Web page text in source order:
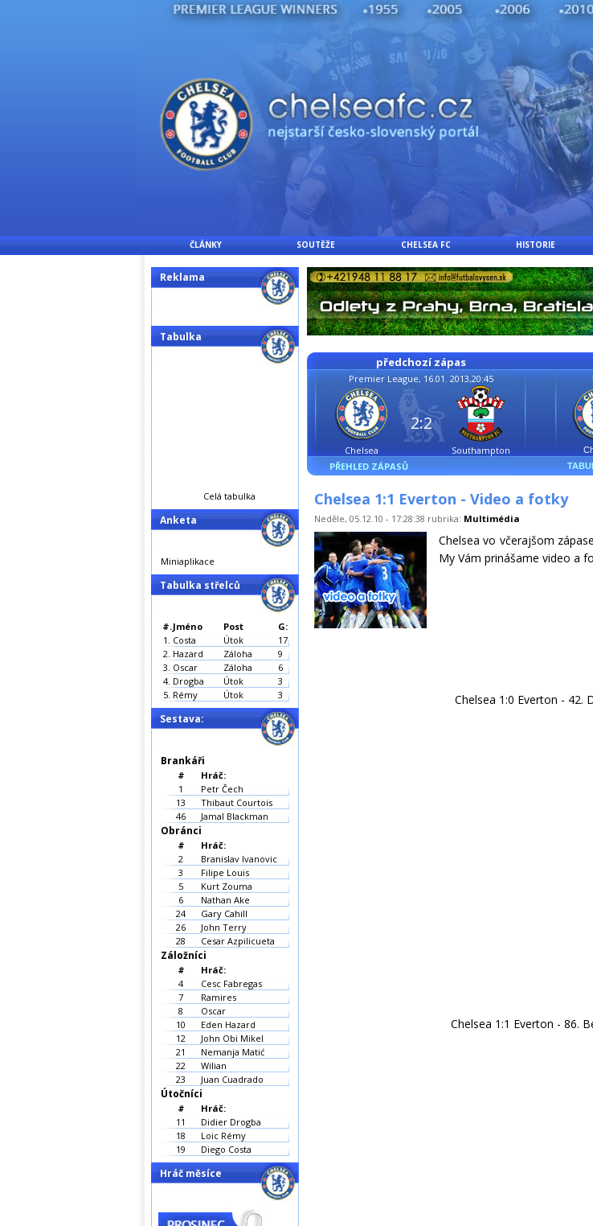
ČLÁNKY SOUTĚŽE CHELSEA FC HISTORIE
předchozí zápas
Premier League, 16.01. 2013,20:45
Chelsea Southampton
2:2
PŘEHLED ZÁPASŮ
Chelsea 1:1 Everton - Video a fotky
Neděle, 05.12.10 - 17:28:38 rubrika: Multimédia
Chelsea vo včerajšom
My Vám prinášame video a
Chelsea 1:0 Everton - 42.
Chelsea 1:1 Everton - 86.
Reklama
Tabulka
Celá tabulka
Anketa
Miniaplikace
Tabulka střelců
#.Jméno Post
G:
1. Costa Útok
17
2. Hazard Záloha
9
3. Oscar Záloha
6
4. Drogba Útok
3
5. Rémy Útok 3
Sestava:
Brankáři
#
Hráč:
1
Petr Čech
13
Thibaut Courtois
46
Jamal Blackman
Obránci
#
Hráč:
2
Branislav Ivanovic
3
Filipe Louis
5
Kurt Zouma
6
Nathan Ake
24
Gary Cahill
26
John Terry
28
Cesar Azpilicueta
Záložníci
#
Hráč:
4
Cesc Fabregas
7
Ramires
8
Oscar
10
Eden Hazard
12
John Obi Mikel
21
Nemanja Matić
22
Wilian
23
Juan Cuadrado
Útočníci
#
Hráč:
11
Didier Drogba
18
Loic Rémy
19
Diego Costa
Hráč měsíce